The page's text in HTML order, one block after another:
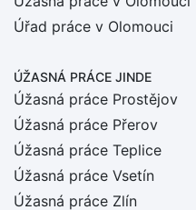
Úřad práce v Olomouci
ÚŽASNÁ PRÁCE JINDE
Úžasná práce Prostějov
Úžasná práce Přerov
Úžasná práce Teplice
Úžasná práce Vsetín
Úžasná práce Zlín